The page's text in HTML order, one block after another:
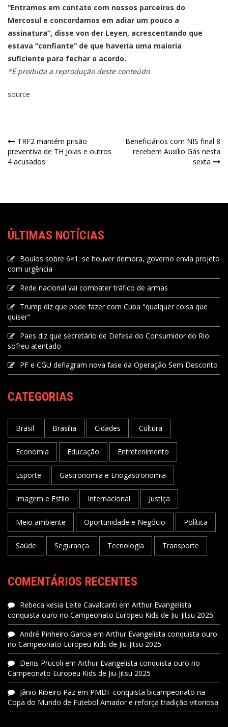
“Entramos em contato com nossos parceiros do
Mercosul e concordamos em adiar um pouco a
assinatura”, disse von der Leyen, acrescentando que
estava “confiante” de que haveria uma maioria
suficiente para fechar o acordo.
*É proibida a reprodução deste conteúdo
source
TRF2 mantém prisão
preventiva de TH Joias e outros
4 acusados
Beneficiários com NIS final 8
recebem Auxílio Gás nesta
sexta
ÚLTIMAS NOTÍCIAS
Boulos sobre 6×1: se houver demora, governo envia projeto
com urgência
Rede nacional vai combater tráfico de armas
Trump diz que pode fazer com Cuba "qualquer coisa que
quiser"
Paes diz que secretário de Defesa do Consumidor do Rio
sofreu atentado
PF e CGU deflagram nova fase da Operação Sem Desconto
CATEGORIAS
Brasil Brasília Cidades Cultura
Economia Educação Entretenimento
Esporte Gastronomia e Enogastronomia
Imagem e Estilo Internacional Justiça
Meio ambiente Oportunidade e Negócio Política
Saúde Segurança Tecnologia Transporte
COMENTÁRIOS RECENTES
Rebeca kesia Leite Cavalcanti em Arthur Evangelista
conquista ouro no Campeonato Europeu Kids de Jiu-Jitsu 2025
André Pinheiro Garcia em Arthur Evangelista conquista ouro
no Campeonato Europeu Kids de Jiu-Jitsu 2025
Denis Prucoli em Arthur Evangelista conquista ouro no
Campeonato Europeu Kids de Jiu-Jitsu 2025
Jânio Ribeiro Paz em PMDF conquista bicampeonato na
Copa do Mundo de Futebol Amador e reforça tradição vitoriosa